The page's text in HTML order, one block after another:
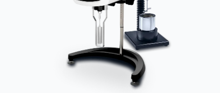
Exibição após análise
Sim, com software DV360
LV (1 – 6M cP)
RV (100 – 40M cP)
HA (200 – 80M cP)
HB (800 – 320M cP)